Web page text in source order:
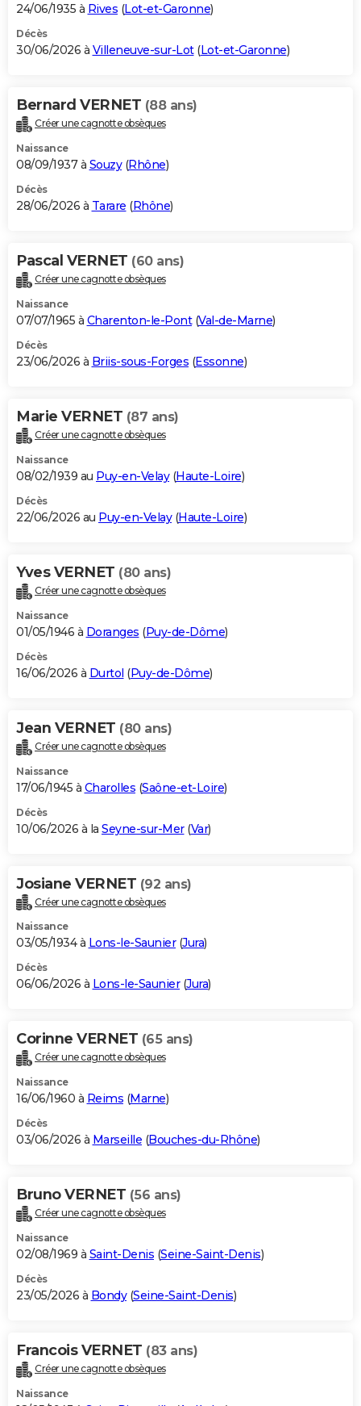
24/06/1935 à Rives (Lot-et-Garonne)
Décès
30/06/2026 à Villeneuve-sur-Lot(Lot-et-Garonne)
Bernard VERNET (88 ans)
Créer une cagnotte obsèques
Naissance
08/09/1937 à Souzy(Rhône)
Décès
28/06/2026 à Tarare (Rhône)
Pascal VERNET (60 ans)
Créer une cagnotte obsèques
Naissance
07/07/1965 à Charenton-le-Pont(Val-de-Marne)
Décès
23/06/2026 à Briis-sous-Forges (Essonne)
Marie VERNET (87 ans)
Créer une cagnotte obsèques
Naissance
08/02/1939 au Puy-en-Velay(Haute-Loire)
Décès
22/06/2026 au Puy-en-Velay(Haute-Loire)
Yves VERNET (80 ans)
Créer une cagnotte obsèques
Naissance
01/05/1946 à Doranges (Puy-de-Dôme)
Décès
16/06/2026 à Durtol (Puy-de-Dôme)
Jean VERNET (80 ans)
Créer une cagnotte obsèques
Naissance
17/06/1945 à Charolles (Saône-et-Loire)
Décès
10/06/2026 à la Seyne-sur-Mer(Var)
Josiane VERNET (92 ans)
Créer une cagnotte obsèques
Naissance
03/05/1934 à Lons-le-Saunier(Jura)
Décès
06/06/2026 à Lons-le-Saunier(Jura)
Corinne VERNET (65 ans)
Créer une cagnotte obsèques
Naissance
16/06/1960 à Reims (Marne)
Décès
03/06/2026 à Marseille (Bouches-du-Rhône)
Bruno VERNET (56 ans)
Créer une cagnotte obsèques
Naissance
02/08/1969 à Saint-Denis (Seine-Saint-Denis)
Décès
23/05/2026 à Bondy(Seine-Saint-Denis)
Francois VERNET (83 ans)
Créer une cagnotte obsèques
Naissance